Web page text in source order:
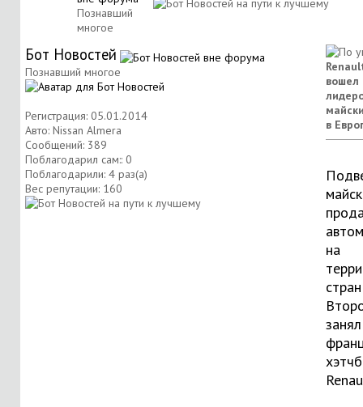
Познавший
многое
Бот Новостей
Познавший многое
Регистрация: 05.01.2014
Авто: Nissan Almera
Сообщений: 389
Поблагодарил сам:: 0
Поблагодарили: 4 раз(а)
Вес репутации: 160
вошел
в
на
занял